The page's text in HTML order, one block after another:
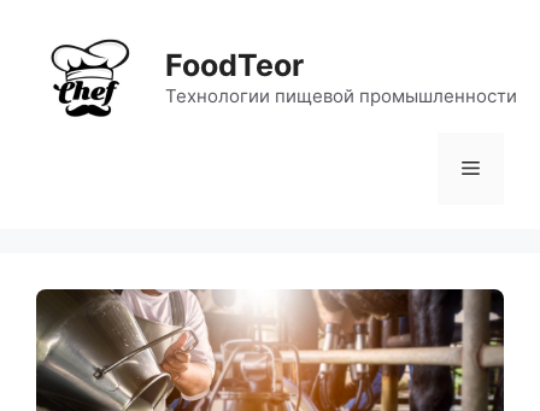
содержимому
FoodTeor
Технологии пищевой промышленности
Меню